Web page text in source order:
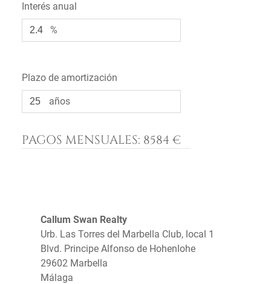
Interés anual
%
Plazo de amortización
años
PAGOS MENSUALES: 8584 €
Callum Swan Realty
Urb. Las Torres del Marbella Club, local 1
Blvd. Principe Alfonso de Hohenlohe
29602 Marbella
Málaga